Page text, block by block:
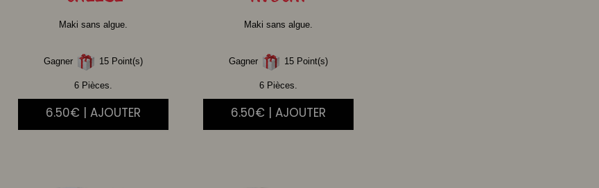
Maki sans algue.
Gagner 15 Point(s)
6 Pièces.
6.50€ | AJOUTER
Maki sans algue.
Gagner 15 Point(s)
6 Pièces.
6.50€ | AJOUTER